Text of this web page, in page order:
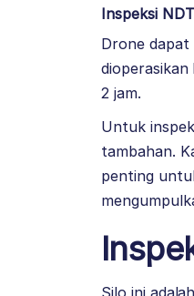
Inspeksi
Drone dapat
2 jam.
Untuk
tambahan.
penting